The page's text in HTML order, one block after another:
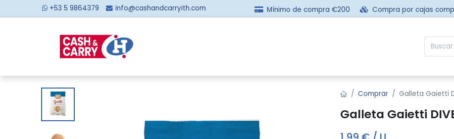
+53 5 9864379 info@cashandcarryith.com Mínimo de compra €200 Compra por cajas
Comprar Galleta Gaietti
Galleta Gaietti